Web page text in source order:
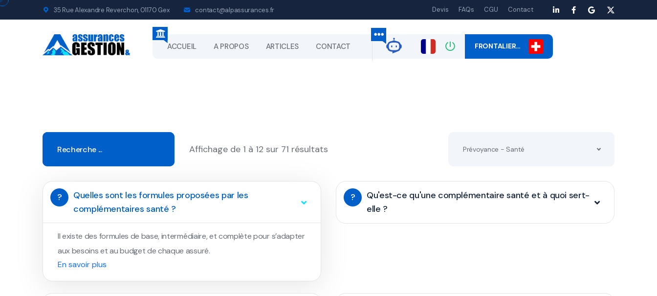
35 Rue Alexandre Reverchon, 01170 Gex contact@alpassurances.fr Devis FAQs CGU Contact
ACCUEIL A PROPOS ARTICLES CONTACT FRONTALIER…
Affichage de 1 à 12 sur 71 résultats Prévoyance - Santé
?
Quelles sont les formules proposées par les
complémentaires santé ?
Il existe des formules de base, intermédiaire, et complète pour s’adapter
aux besoins et au budget de chaque assuré.
En savoir plus
?
Qu'est-ce qu'une complémentaire santé et à quoi sert-
elle ?